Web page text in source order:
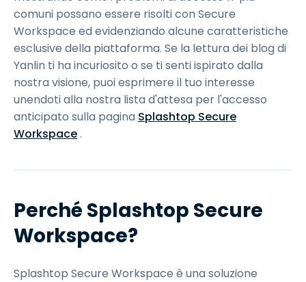
comuni possano essere risolti con Secure
Workspace ed evidenziando alcune caratteristiche
esclusive della piattaforma. Se la lettura dei blog di
Yanlin ti ha incuriosito o se ti senti ispirato dalla
nostra visione, puoi esprimere il tuo interesse
unendoti alla nostra lista d'attesa per l'accesso
anticipato sulla pagina Splashtop Secure
Workspace.
Perché Splashtop Secure
Workspace?
Splashtop Secure Workspace è una soluzione